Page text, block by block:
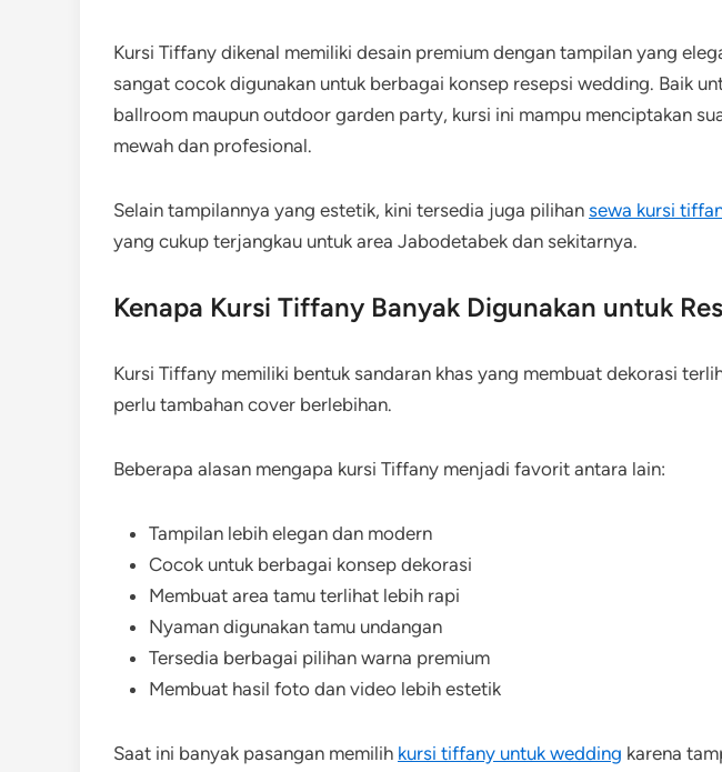
Kursi Tiffany dikenal memiliki desain premium dengan tampilan yang
sangat cocok digunakan untuk berbagai konsep resepsi wedding. Baik
ballroom maupun outdoor garden party, kursi ini mampu menciptakan
mewah dan profesional.
Selain tampilannya yang estetik, kini tersedia juga pilihan sewa kursi
yang cukup terjangkau untuk area Jabodetabek dan sekitarnya.
Kenapa Kursi Tiffany Banyak Digunakan untuk
Kursi Tiffany memiliki bentuk sandaran khas yang membuat dekorasi
perlu tambahan cover berlebihan.
Beberapa alasan mengapa kursi Tiffany menjadi favorit antara lain:
Tampilan lebih elegan dan modern
Cocok untuk berbagai konsep dekorasi
Membuat area tamu terlihat lebih rapi
Nyaman digunakan tamu undangan
Tersedia berbagai pilihan warna premium
Membuat hasil foto dan video lebih estetik
Saat ini banyak pasangan memilih kursi tiffany untuk wedding karena